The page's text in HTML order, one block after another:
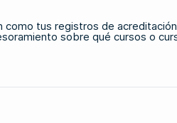
tus registros de
sobre qué cursos o